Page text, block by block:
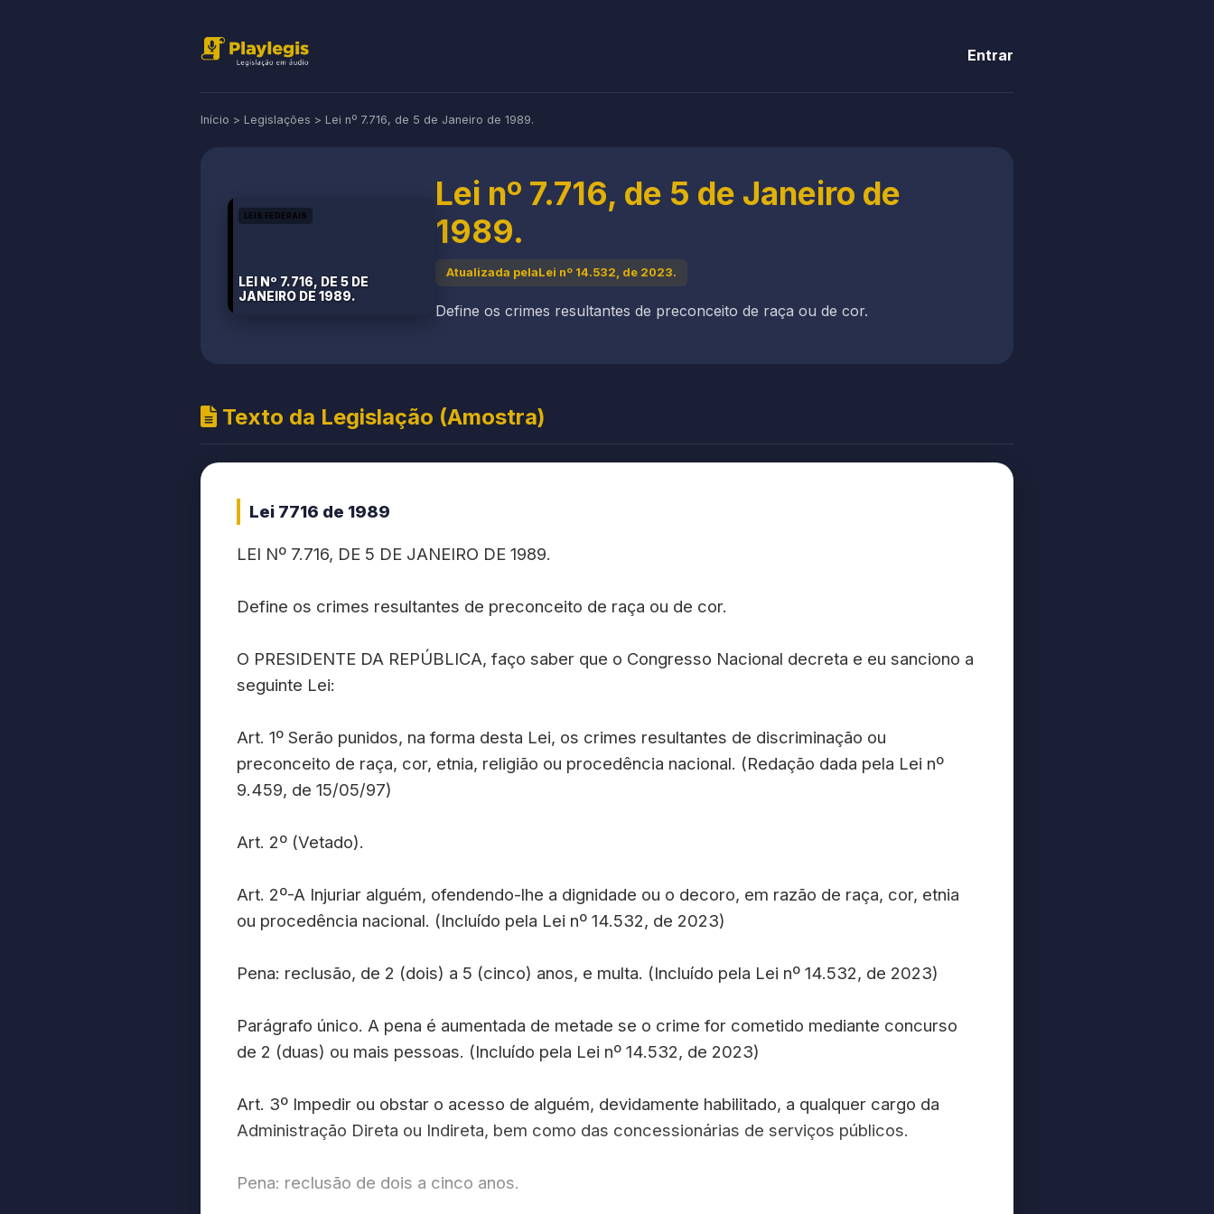
Entrar
Início > Legislações > Lei nº 7.716, de 5 de Janeiro de 1989.
LEIS FEDERAIS
LEI Nº 7.716, DE 5 DE
JANEIRO DE 1989.
Lei nº 7.716, de 5 de Janeiro de
1989.
Atualizada pelaLei nº 14.532, de 2023.
Define os crimes resultantes de preconceito de raça ou de cor.
Texto da Legislação (Amostra)
Lei 7716 de 1989
LEI Nº 7.716, DE 5 DE JANEIRO DE 1989.
Define os crimes resultantes de preconceito de raça ou de cor.
O PRESIDENTE DA REPÚBLICA, faço saber que o Congresso Nacional decreta e eu sanciono a
seguinte Lei:
Art. 1º Serão punidos, na forma desta Lei, os crimes resultantes de discriminação ou
preconceito de raça, cor, etnia, religião ou procedência nacional. (Redação dada pela Lei nº
9.459, de 15/05/97)
Art. 2º (Vetado).
Art. 2º-A Injuriar alguém, ofendendo-lhe a dignidade ou o decoro, em razão de raça, cor, etnia
ou procedência nacional. (Incluído pela Lei nº 14.532, de 2023)
Pena: reclusão, de 2 (dois) a 5 (cinco) anos, e multa. (Incluído pela Lei nº 14.532, de 2023)
Parágrafo único. A pena é aumentada de metade se o crime for cometido mediante concurso
de 2 (duas) ou mais pessoas. (Incluído pela Lei nº 14.532, de 2023)
Art. 3º Impedir ou obstar o acesso de alguém, devidamente habilitado, a qualquer cargo da
Administração Direta ou Indireta, bem como das concessionárias de serviços públicos.
Pena: reclusão de dois a cinco anos.